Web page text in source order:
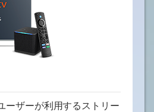
ーザーが利用するストリー